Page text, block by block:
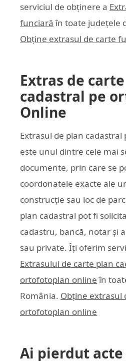
serviciul de obținere a
funciară în toate județele
Obține extrasul de carte
Extras de
cadastral pe
Online
Extrasul de plan
este unul dintre cele mai
documente, prin care se
coordonatele exacte ale
construcție sau loc de
plan cadastral pot fi
cadastru, bancă, notar și
sau private. Îți oferim
Extrasului de carte plan
ortofotoplan online în
România. Obține extrasul
ortofotoplan online
Ai pierdut acte